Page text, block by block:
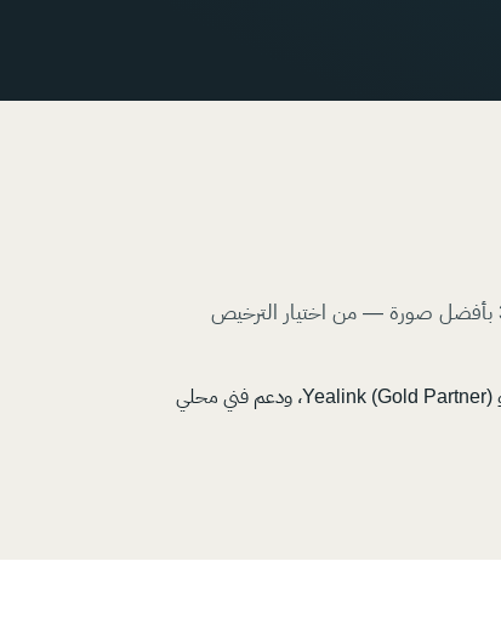
ECOLOR Technologies مزود حلول 3CX وموزّع 3CX رسمي في السعودية والمنطقة. نساعد الشركات على اعتماد نظام 3CX بأفضل صورة — من اختيار الترخيص
لا نقدّم البرنامج فحسب، بل الحل المتكامل: مراكز اتصال سحابية ومحلية، تكامل مع CRM، هواتف IP من Fanvil (Platinum Partner) و Yealink (Gold Partner)، ودعم فني محلي